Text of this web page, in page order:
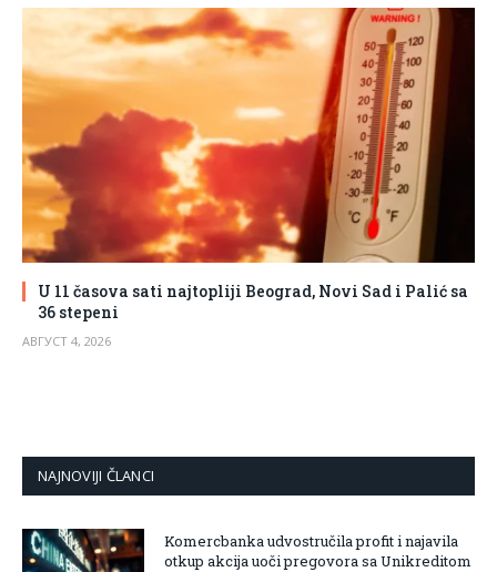
U 11 časova sati najtopliji Beograd, Novi Sad i Palić sa
36 stepeni
АВГУСТ 4, 2026
NAJNOVIJI ČLANCI
Komercbanka udvostručila profit i najavila
otkup akcija uoči pregovora sa Unikreditom